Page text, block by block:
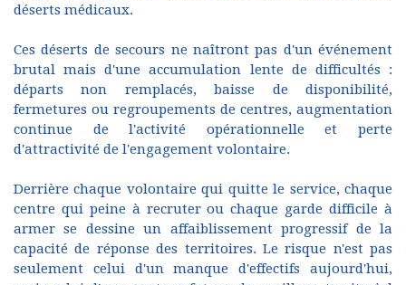
déserts médicaux.
Ces déserts de secours ne naîtront pas d'un événement
brutal mais d'une accumulation lente de difficultés :
départs non remplacés, baisse de disponibilité,
fermetures ou regroupements de centres, augmentation
continue de l'activité opérationnelle et perte
d'attractivité de l'engagement volontaire.
Derrière chaque volontaire qui quitte le service, chaque
centre qui peine à recruter ou chaque garde difficile à
armer se dessine un affaiblissement progressif de la
capacité de réponse des territoires. Le risque n'est pas
seulement celui d'un manque d'effectifs aujourd'hui,